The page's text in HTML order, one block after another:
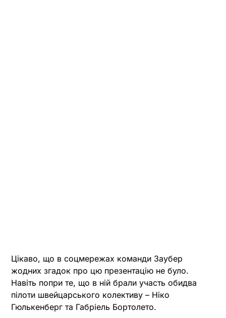
Цікаво, що в соцмережах команди Заубер
жодних згадок про цю презентацію не було.
Навіть попри те, що в ній брали участь обидва
пілоти швейцарського колективу – Ніко
Гюлькенберг та Габріель Бортолето.